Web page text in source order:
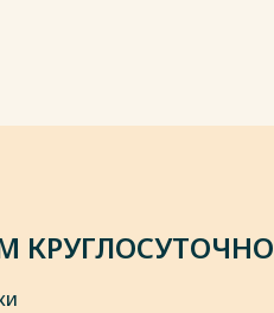
КРУГЛОСУТОЧНО